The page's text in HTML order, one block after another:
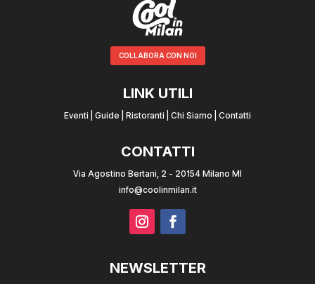
COLLABORA CON NOI
LINK UTILI
Eventi Guide Ristoranti Chi Siamo Contatti
CONTATTI
Via Agostino Bertani, 2 - 20154 Milano MI
info@coolinmilan.it
NEWSLETTER